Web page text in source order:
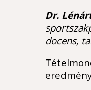
Dr.
docens,